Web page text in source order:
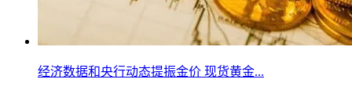
经济数据和央行动态提振金价 现货黄金...